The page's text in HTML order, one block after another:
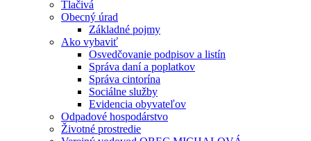
Tlačivá
Obecný úrad
Základné pojmy
Ako vybaviť
Osvedčovanie podpisov a listín
Správa daní a poplatkov
Správa cintorína
Sociálne služby
Evidencia obyvateľov
Odpadové hospodárstvo
Životné prostredie